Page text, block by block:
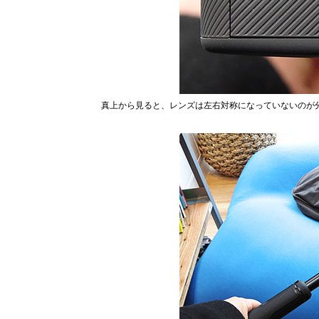
真上から見ると、レンズは左右対称になっていないのが